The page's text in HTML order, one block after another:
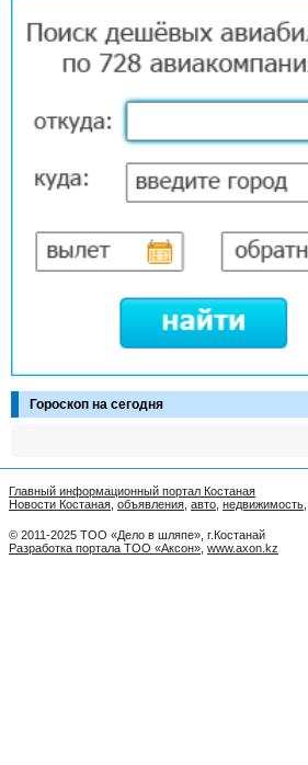
Гороскоп на сегодня
Главный информационный портал Костаная
Новости Костаная объявления авто недвижимость
© 2011-2025 ТОО «Дело в шляпе», г.Костанай
Разработка портала ТОО «Аксон» www.axon.kz